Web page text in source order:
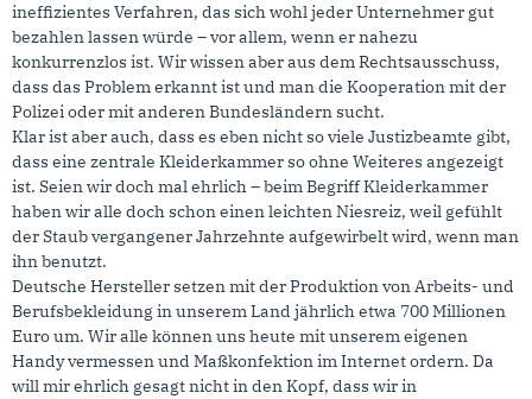
ineffizientes Verfahren, das sich wohl jeder Unternehmer gut
bezahlen lassen würde – vor allem, wenn er nahezu
konkurrenzlos ist. Wir wissen aber aus dem Rechtsausschuss,
dass das Problem erkannt ist und man die Kooperation mit der
Polizei oder mit anderen Bundesländern sucht.
Klar ist aber auch, dass es eben nicht so viele Justizbeamte gibt,
dass eine zentrale Kleiderkammer so ohne Weiteres angezeigt
ist. Seien wir doch mal ehrlich – beim Begriff Kleiderkammer
haben wir alle doch schon einen leichten Niesreiz, weil gefühlt
der Staub vergangener Jahrzehnte aufgewirbelt wird, wenn man
ihn benutzt.
Deutsche Hersteller setzen mit der Produktion von Arbeits- und
Berufsbekleidung in unserem Land jährlich etwa 700 Millionen
Euro um. Wir alle können uns heute mit unserem eigenen
Handy vermessen und Maßkonfektion im Internet ordern. Da
will mir ehrlich gesagt nicht in den Kopf, dass wir in